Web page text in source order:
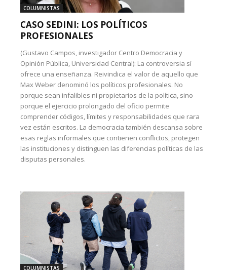
COLUMNISTAS
CASO SEDINI: LOS POLÍTICOS
PROFESIONALES
(Gustavo Campos, investigador Centro Democracia y
Opinión Pública, Universidad Central): La controversia sí
ofrece una enseñanza. Reivindica el valor de aquello que
Max Weber denominó los políticos profesionales. No
porque sean infalibles ni propietarios de la política, sino
porque el ejercicio prolongado del oficio permite
comprender códigos, límites y responsabilidades que rara
vez están escritos. La democracia también descansa sobre
esas reglas informales que contienen conflictos, protegen
las instituciones y distinguen las diferencias políticas de las
disputas personales.
COLUMNISTAS